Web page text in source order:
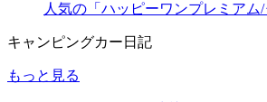
人気の「ハッピーワンプレミア
キャンピングカー日記
もっと見る